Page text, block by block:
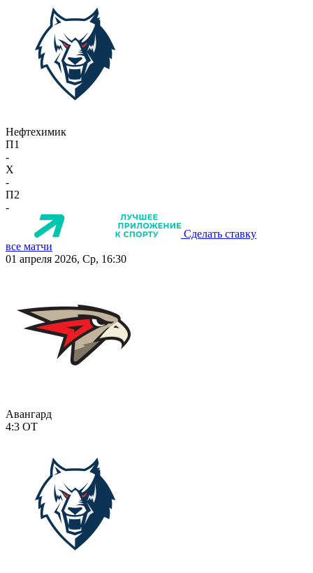
Нефтехимик
П1
-
X
-
П2
-
Сделать ставку
все матчи
01 апреля 2026, Ср, 16:30
Авангард
4:3 ОТ